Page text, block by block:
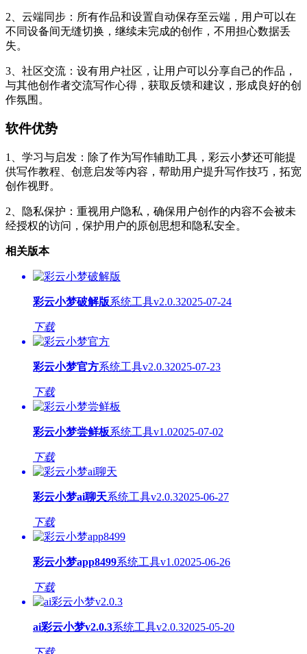
2、云端同步：所有作品和设置自动保存至云端，用户可以在
不同设备间无缝切换，继续未完成的创作，不用担心数据丢
失。
3、社区交流：设有用户社区，让用户可以分享自己的作品，
与其他创作者交流写作心得，获取反馈和建议，形成良好的创
作氛围。
软件优势
1、学习与启发：除了作为写作辅助工具，彩云小梦还可能提
供写作教程、创意启发等内容，帮助用户提升写作技巧，拓宽
创作视野。
2、隐私保护：重视用户隐私，确保用户创作的内容不会被未
经授权的访问，保护用户的原创思想和隐私安全。
相关版本
彩云小梦破解版系统工具v2.0.32025-07-24
下载
彩云小梦官方系统工具v2.0.32025-07-23
下载
彩云小梦尝鲜板系统工具v1.02025-07-02
下载
彩云小梦ai聊天系统工具v2.0.32025-06-27
下载
彩云小梦app8499系统工具v1.02025-06-26
下载
ai彩云小梦v2.0.3系统工具v2.0.32025-05-20